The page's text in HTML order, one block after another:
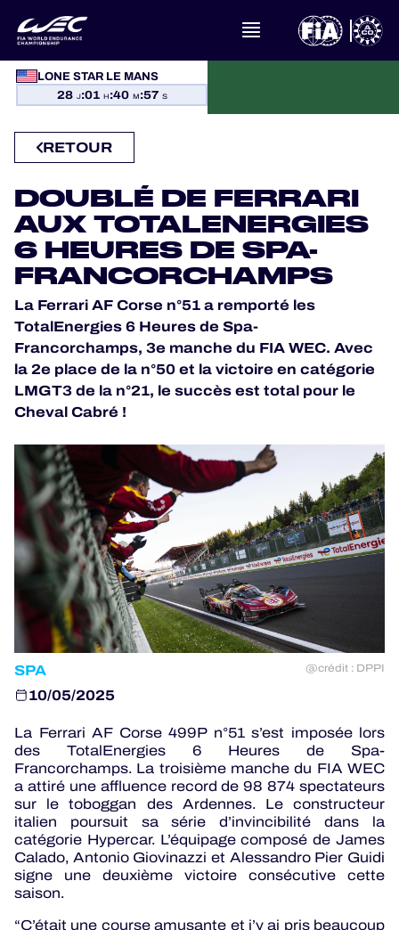
LONE STAR LE MANS
28 J:01 H:40 M:57 S
À PROPOS DU FIA WEC
ACTUALITÉS
CALENDRIER
RÉSULTATS
LA GRILLE
OÙ REGARDER
PROGRAMMES OFFICIELS
JEU OFFICIEL
HOSPITALITÉS
BILLETTERIE
24H LEMANS
ELMS
MLMC
ALMS
RETOUR
DOUBLÉ DE FERRARI
AUX TOTALENERGIES
6 HEURES DE SPA-
FRANCORCHAMPS
La Ferrari AF Corse n°51 a remporté les
TotalEnergies 6 Heures de Spa-
Francorchamps, 3e manche du FIA WEC. Avec
la 2e place de la n°50 et la victoire en catégorie
LMGT3 de la n°21, le succès est total pour le
Cheval Cabré !
SPA @crédit : DPPI
10/05/2025
La Ferrari AF Corse 499P n°51 s’est imposée lors
des TotalEnergies 6 Heures de Spa-
Francorchamps. La troisième manche du FIA WEC
a attiré une affluence record de 98 874 spectateurs
sur le toboggan des Ardennes. Le constructeur
italien poursuit sa série d’invincibilité dans la
catégorie Hypercar. L’équipage composé de James
Calado, Antonio Giovinazzi et Alessandro Pier Guidi
signe une deuxième victoire consécutive cette
saison.
“C’était une course amusante et j’y ai pris beaucoup